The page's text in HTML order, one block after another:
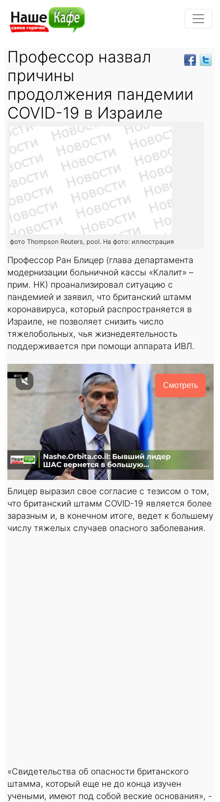
Профессор назвал
причины
продолжения пандемии
COVID-19 в Израиле
фото Thompson Reuters, pool. На фото: иллюстрация
Профессор Ран Блицер (глава департамента
модернизации больничной кассы «Клалит» –
прим. НК) проанализировал ситуацию с
пандемией и заявил, что британский штамм
коронавируса, который распространяется в
Израиле, не позволяет снизить число
тяжелобольных, чья жизнедеятельность
поддерживается при помощи аппарата ИВЛ.
Смотреть
Блицер выразил свое согласие с тезисом о том,
что британский штамм COVID-19 является более
заразным и, в конечном итоге, ведет к большему
числу тяжелых случаев опасного заболевания.
«Свидетельства об опасности британского
штамма, который еще не до конца изучен
учеными, имеют под собой веские основания», -